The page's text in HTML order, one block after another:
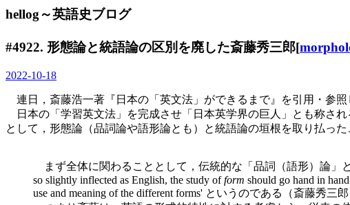
hellog～英語史ブログ
#4922. 形態論と統語論の区別を廃した斎藤秀三郎[
2022-10-18
連日，斎藤浩一著『日本の「英文法」ができるまで』を引用・参照
日本の「学習英文法」を完成させ「日本英学界の巨人」とも称され
として，形態論（品詞論や語形論とも）と統語論の垣根を取り払っ
まず全体に関わることとして，伝統的な「品詞（語形）論」
so slightly inflected as English, the study ofform should go hand in
use and meaning of the different forms' というのである（斎藤秀三郎